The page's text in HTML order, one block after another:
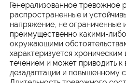
Генерализованное тревожное
распространенные и
напряжение, не ограниченные
преимущественно какими-
окружающими
характеризуется
течением и может приводить
дезадаптации и повышенному